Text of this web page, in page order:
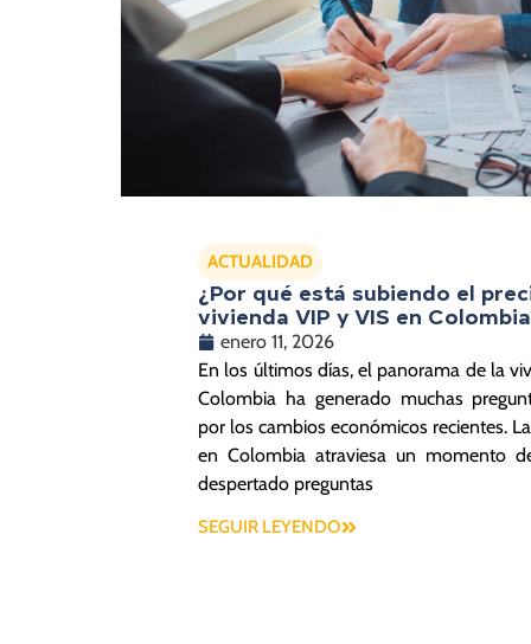
ACTUALIDAD
¿Por qué está subiendo el
vivienda VIP y VIS en
enero 11, 2026
En los últimos días, el panorama de la
Colombia ha generado muchas
por los cambios económicos recientes.
en Colombia atraviesa un momento
despertado preguntas
SEGUIR LEYENDO